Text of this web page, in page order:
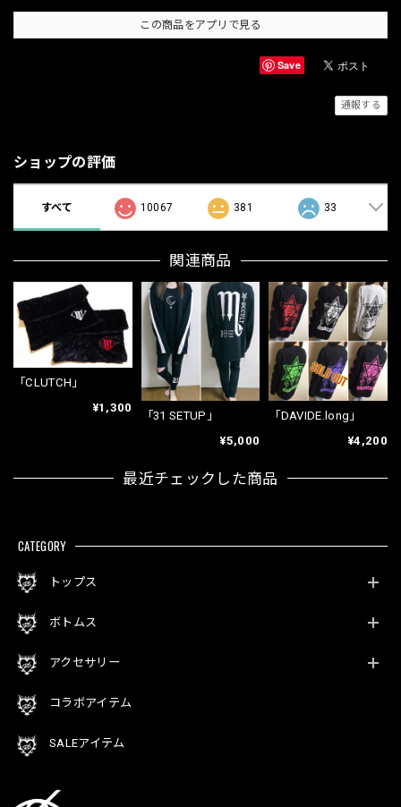
この商品をアプリで見る
Save
通報する
ショップの評価
すべて 10067 381 33
関連商品
「CLUTCH」
¥1,300
「31 SETUP」
¥5,000
「DAVIDE.long」
¥4,200
最近チェックした商品
CATEGORY
トップス
ボトムス
アクセサリー
コラボアイテム
SALEアイテム